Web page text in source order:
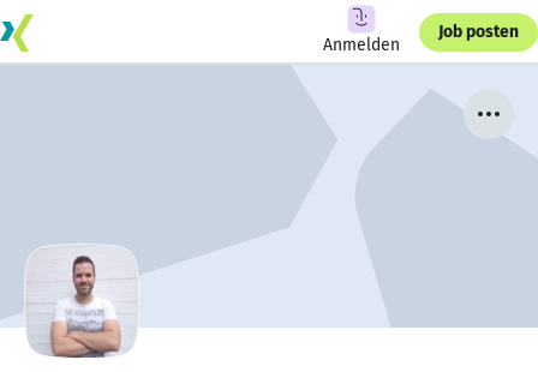
Anmelden
Job posten